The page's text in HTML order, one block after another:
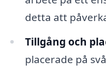
detta att
Tillgång och
placerade på